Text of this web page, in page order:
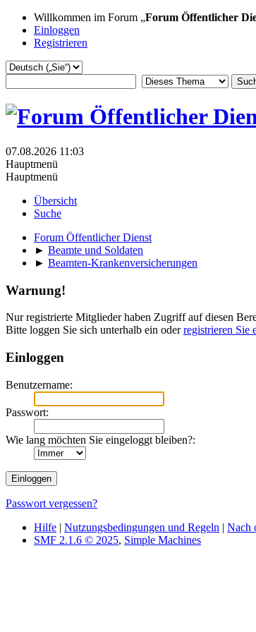
Willkommen im Forum „Forum Öffentlicher
Einloggen
Registrieren
07.08.2026 11:03
Hauptmenü
Hauptmenü
Übersicht
Suche
Forum Öffentlicher Dienst
► Beamte und Soldaten
► Beamten-Krankenversicherungen
Warnung!
Nur registrierte Mitglieder haben Zugriff auf diesen
Bitte loggen Sie sich unterhalb ein oderregistrieren Sie
Einloggen
Benutzername:
Passwort:
Wie lang möchten Sie eingeloggt bleiben?:
Passwort vergessen?
Hilfe | Nutzungsbedingungen und Regeln | Nach
SMF 2.1.6 © 2025, Simple Machines